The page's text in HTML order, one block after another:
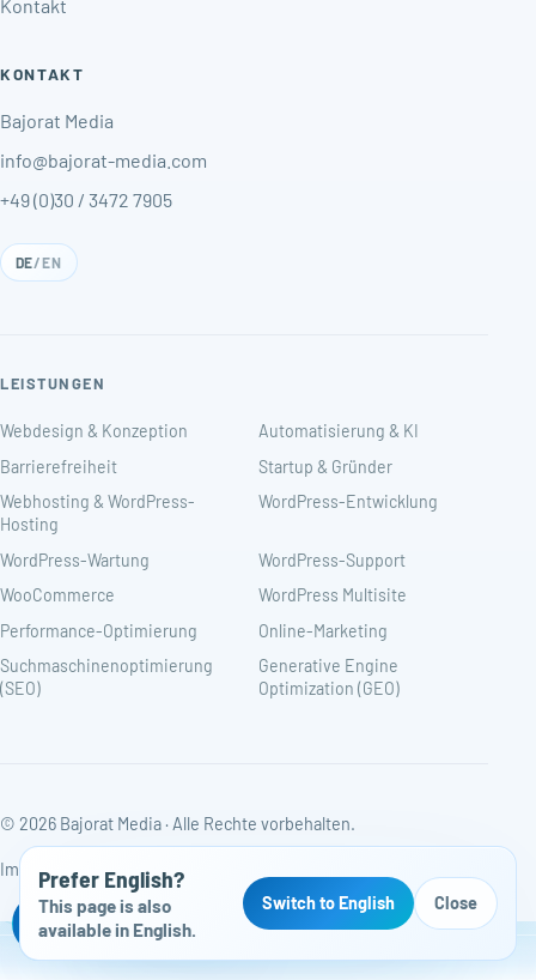
Kontakt
KONTAKT
Bajorat Media
info@bajorat-media.com
+49 (0)30 / 3472 7905
DE/EN
LEISTUNGEN
Webdesign & Konzeption
Automatisierung & KI
Barrierefreiheit
Startup & Gründer
Webhosting & WordPress-
Hosting
WordPress-Entwicklung
WordPress-Wartung
WordPress-Support
WooCommerce
WordPress Multisite
Performance-Optimierung
Online-Marketing
Suchmaschinenoptimierung
(SEO)
Generative Engine
Optimization (GEO)
© 2026 Bajorat Media · Alle Rechte vorbehalten.
Impressum DatenschutzCookie-Einstellungen
Kostenloser Website-Check
Prefer English?
This page is also
available in English.
Switch to English Close